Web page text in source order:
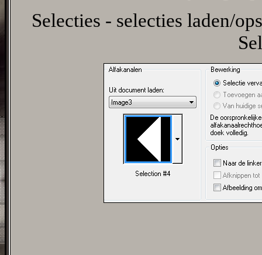
Selecties - selecties laden/